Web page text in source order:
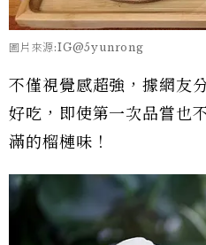
圖片來源:IG@5yunrong
不僅視覺感超強，據網友
好吃，即使第一次品嘗也
滿的榴槤味！